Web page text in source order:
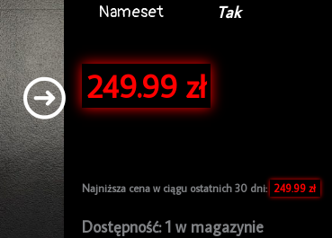
Nameset
Tak
249.99 zł
Najniższa cena w ciągu ostatnich 30 dni: 249.99 zł
Dostępność: 1 w magazynie
ilość